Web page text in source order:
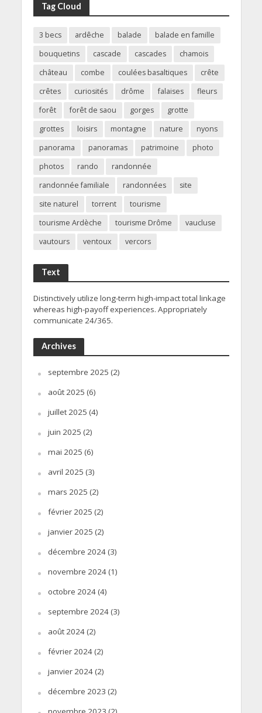
Tag Cloud
3 becs ardêche balade
balade en famille
bouquetins
cascade cascades
chamois
château
combe coulées basaltiques
crête
crêtes
curiosités drôme falaises
fleurs
forêt
forêt de saou gorges
grotte
grottes
loisirs montagne nature
nyons
panorama
panoramas patrimoine
photo
photos
rando
randonnée
randonnée familiale
randonnées
site
site naturel
torrent
tourisme
tourisme Ardèche
tourisme Drôme
vaucluse
vautours
ventoux vercors
Text
Distinctively utilize long-term high-impact total linkage
whereas high-payoff experiences. Appropriately
communicate 24/365.
Archives
septembre 2025 (2)
août 2025 (6)
juillet 2025 (4)
juin 2025 (2)
mai 2025 (6)
avril 2025 (3)
mars 2025 (2)
février 2025 (2)
janvier 2025 (2)
décembre 2024(3)
novembre 2024(1)
octobre 2024(4)
septembre 2024(3)
août 2024(2)
février 2024(2)
janvier 2024(2)
décembre 2023 (2)